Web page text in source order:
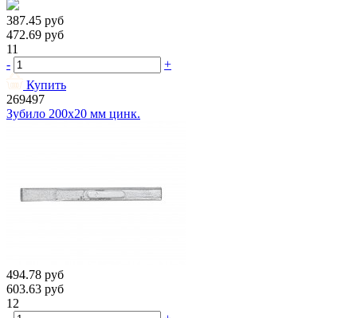
387.45 руб
472.69 руб
11
-
+
Купить
269497
Зубило 200х20 мм цинк.
494.78 руб
603.63 руб
12